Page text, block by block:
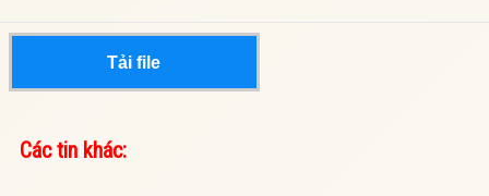
Tải file
Các tin khác: